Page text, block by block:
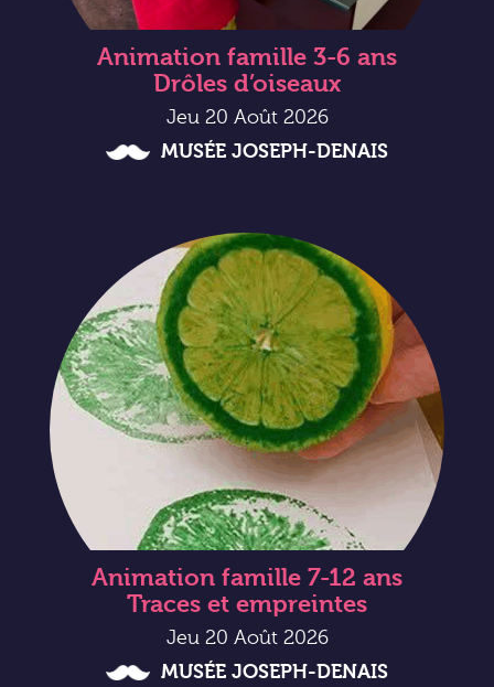
Animation famille 3-6 ans
Drôles d’oiseaux
Jeu 20 Août 2026
MUSÉE JOSEPH-DENAIS
Animation famille 7-12 ans
Traces et empreintes
Jeu 20 Août 2026
MUSÉE JOSEPH-DENAIS